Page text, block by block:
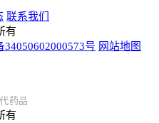
联系我们
有
34050602000573号 网站地图
药品
有